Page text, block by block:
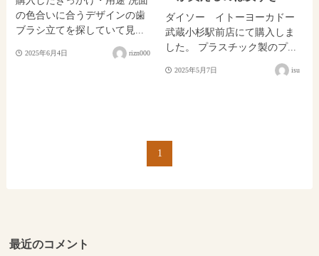
の色合いに合うデザインの歯
ブラシ立てを探していて見...
2025年6月4日 rizn000
ダイソー イトーヨーカドー
武蔵小杉駅前店にて購入しま
した。 プラスチック製のプ...
2025年5月7日 isu
1
最近のコメント